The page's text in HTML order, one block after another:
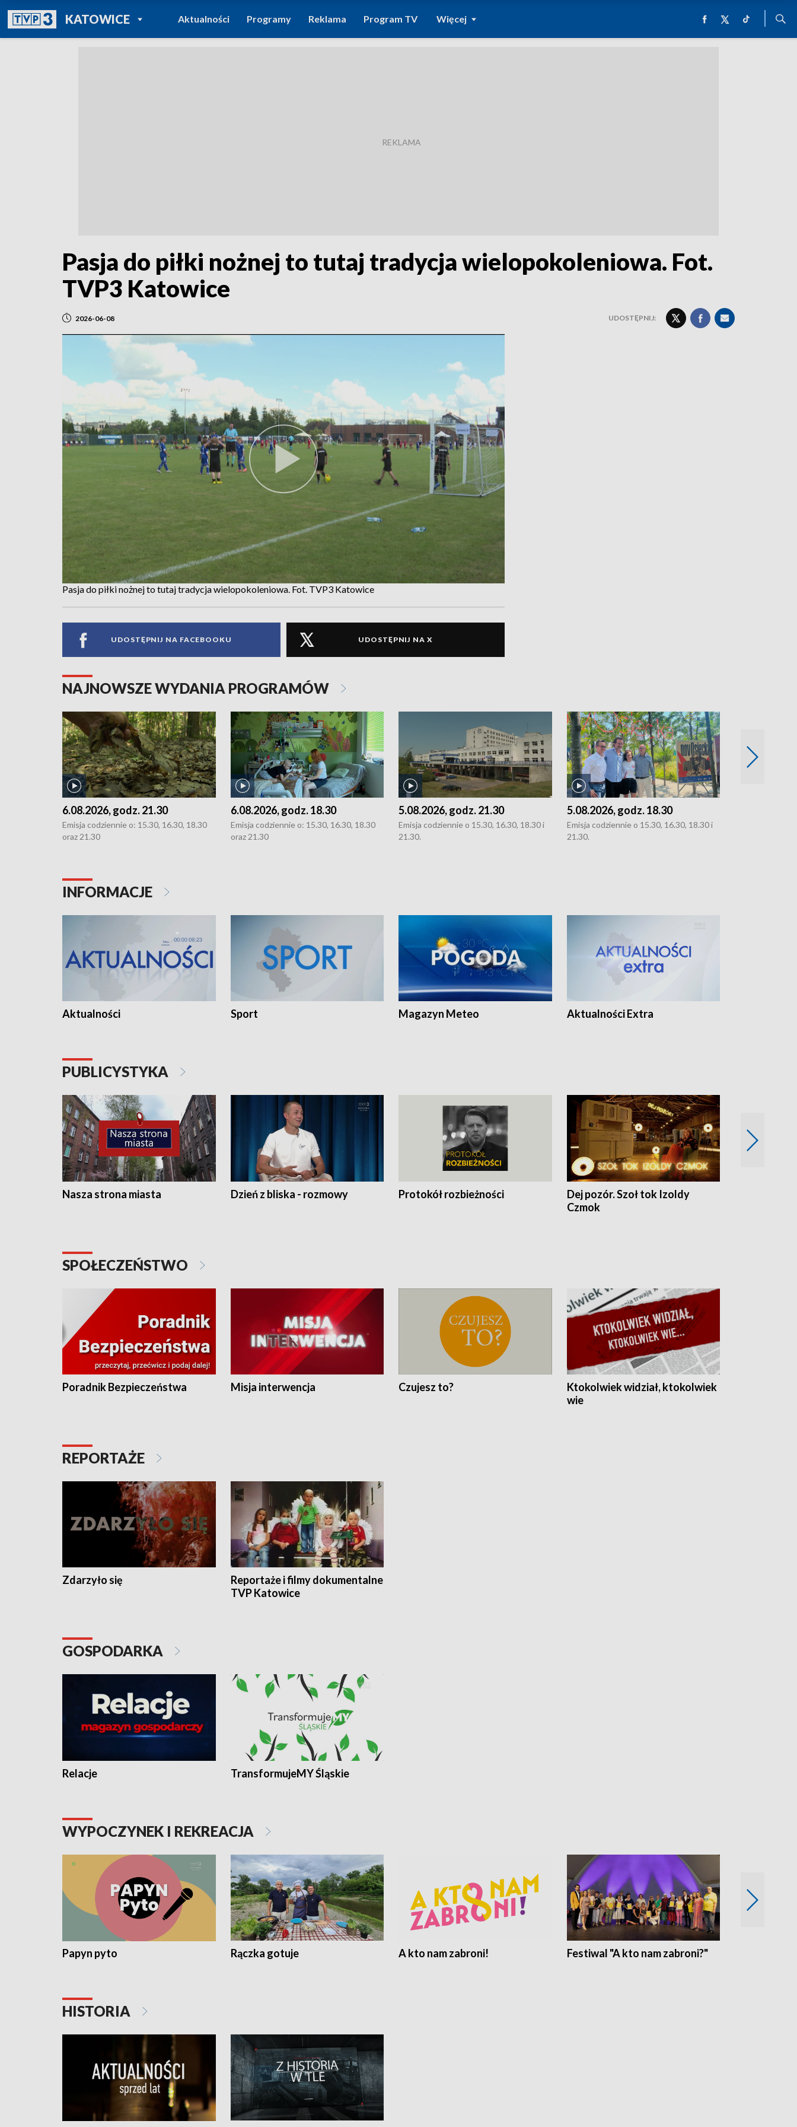
KATOWICEPOWRÓT DO
TVP REGIONY
Aktualności Programy Reklama Program TV Więcej
Pasja do piłki nożnej to tutaj tradycja wielopokoleniowa. Fot.
TVP3 Katowice
2026-06-08 UDOSTĘPNIJ:
Pasja do piłki nożnej to tutaj tradycja wielopokoleniowa. Fot. TVP3 Katowice
UDOSTĘPNIJ NA FACEBOOKU UDOSTĘPNIJ NA X
NAJNOWSZE WYDANIA PROGRAMÓW
6.08.2026, godz. 21.30
Emisja codziennie o: 15.30, 16.30, 18.30
oraz 21.30
6.08.2026, godz. 18.30
Emisja codziennie o: 15.30, 16.30, 18.30
oraz 21.30
5.08.2026, godz. 21.30
Emisja codziennie o 15.30, 16.30, 18.30 i
21.30.
5.08.2026, godz. 18.30
Emisja codziennie o 15.30, 16.30, 18.30 i
21.30.
INFORMACJE
Aktualności Sport Magazyn Meteo Aktualności Extra
PUBLICYSTYKA
Nasza strona miasta Dzień z bliska - rozmowy Protokół rozbieżności
Dej pozór. Szoł tok Izoldy
Czmok
SPOŁECZEŃSTWO
Poradnik Bezpieczeństwa Misja interwencja Czujesz to?
Ktokolwiek widział, ktokolwiek
wie
REPORTAŻE
Zdarzyło się
Reportaże i filmy dokumentalne
TVP Katowice
GOSPODARKA
Relacje TransformujeMY Śląskie
WYPOCZYNEK I REKREACJA
Papyn pyto Rączka gotuje A kto nam zabroni! Festiwal "A kto nam zabroni?"
HISTORIA